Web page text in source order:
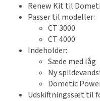
Renew Kit til
Passer til modeller:
CT 3000
CT 4000
Indeholder:
Sæde med låg
Ny
Dometic
Udskiftningssæt til